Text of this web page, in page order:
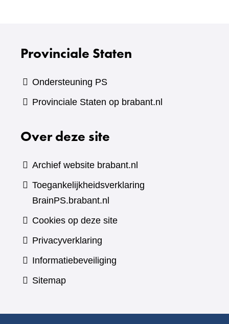
Provinciale Staten
Ondersteuning PS
Provinciale Staten op brabant.nl
Over deze site
Archief website brabant.nl
Toegankelijkheidsverklaring
BrainPS.brabant.nl
Cookies op deze site
Privacyverklaring
Informatiebeveiliging
Sitemap